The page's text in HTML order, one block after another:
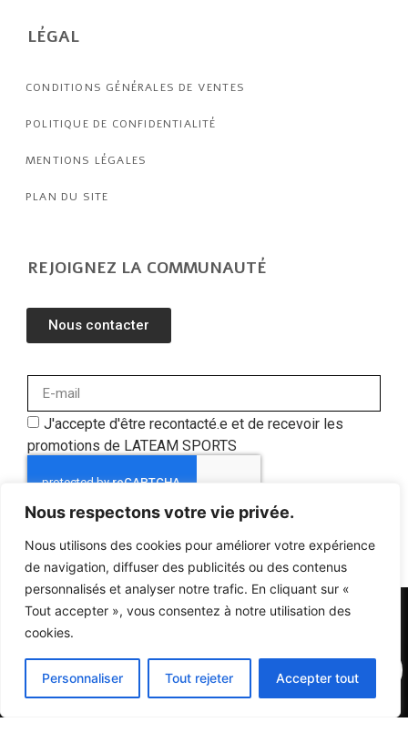
Nous respectons votre vie privée.
Nous utilisons des cookies pour améliorer votre expérience
de navigation, diffuser des publicités ou des contenus
personnalisés et analyser notre trafic. En cliquant sur «
Tout accepter », vous consentez à notre utilisation des
cookies.
Personnaliser Tout rejeter Accepter tout
LÉGAL
CONDITIONS GÉNÉRALES DE VENTES
POLITIQUE DE CONFIDENTIALITÉ
MENTIONS LÉGALES
PLAN DU SITE
REJOIGNEZ LA COMMUNAUTÉ
Nous contacter
J'accepte d'être recontacté.e et de recevoir les
promotions de LATEAM SPORTS
S'ABONNER
© 2024 Tous droits réservés, La Team Sports, un site réalisé par